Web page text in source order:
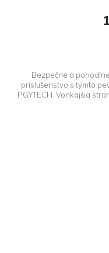
Bezpečne a
príslušenstvo s týmto
PGYTECH. Vonkajšia